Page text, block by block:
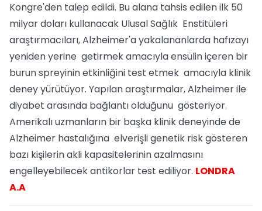
Kongre'den talep edildi. Bu alana tahsis edilen ilk 50
milyar doları kullanacak Ulusal Sağlık Enstitüleri
araştırmacıları, Alzheimer'a yakalananlarda hafızayı
yeniden yerine getirmek amacıyla ensülin içeren bir
burun spreyinin etkinliğini test etmek amacıyla klinik
deney yürütüyor. Yapılan araştırmalar, Alzheimer ile
diyabet arasında bağlantı olduğunu gösteriyor.
Amerikalı uzmanların bir başka klinik deneyinde de
Alzheimer hastalığına elverişli genetik risk gösteren
bazı kişilerin akli kapasitelerinin azalmasını
engelleyebilecek antikorlar test ediliyor. LONDRA
A.A